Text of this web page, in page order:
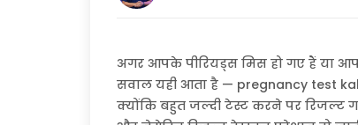
अगर आपके पीरियड्स मिस हो गए हैं या
सवाल यही आता है — pregnancy test
क्योंकि बहुत जल्दी टेस्ट करने पर रिजल्ट